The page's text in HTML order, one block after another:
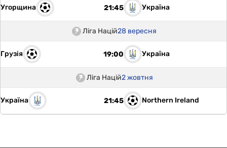
Угорщина 21:45 Україна
Ліга Націй28 вересня
Грузія 19:00 Україна
Ліга Націй2 жовтня
Україна 21:45 Northern Ireland